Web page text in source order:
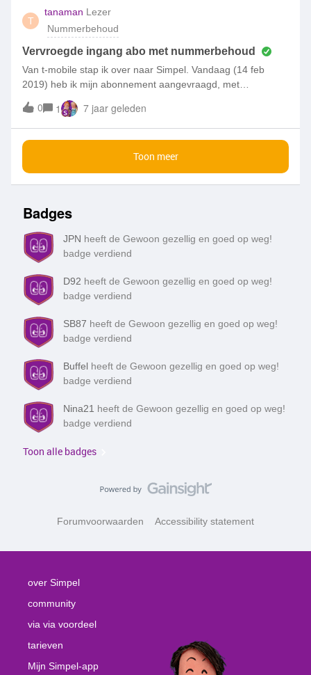
28e loopt. groetjes
T
tanaman Lezer
Nummerbehoud
Vervroegde ingang abo met nummerbehoud
Van t-mobile stap ik over naar Simpel. Vandaag (14 feb
2019) heb ik mijn abonnement aangevraagd, met
nummerbehoud. Als datum voor ingang abonnement met
nummerbehoud heb ik nu 14 maart 2019 gekregen, over
één maand dus. Mijn contract bij t-mobile loopt echter al 2
maart 2019 af. De eerstmogelijke datum voor overstap, ook
inclusief nummerbehoud, zou dus 2 of 3 maart moeten zijn.
Ik wil dit graag omzetten, maar dat kan niet via de website,
omdat die slechts verlate overgang toelaat. Hoe kan ik dit
0 1 7 jaar geleden
Toon meer
Badges
JPN heeft de Gewoon gezellig en goed op weg!
badge verdiend
D92 heeft de Gewoon gezellig en goed op weg!
badge verdiend
SB87 heeft de Gewoon gezellig en goed op weg!
badge verdiend
Buffel heeft de Gewoon gezellig en goed op weg!
badge verdiend
Nina21 heeft de Gewoon gezellig en goed op weg!
badge verdiend
Toon alle badges
Forumvoorwaarden Accessibility statement
over Simpel
community
via via voordeel
tarieven
Mijn Simpel-app